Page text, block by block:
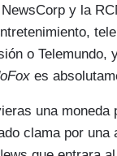
y la
o Telemundo,
es
una moneda
clama por una